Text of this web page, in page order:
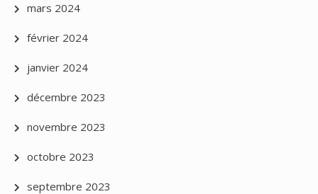
mars 2024
février 2024
janvier 2024
décembre 2023
novembre 2023
octobre 2023
septembre 2023